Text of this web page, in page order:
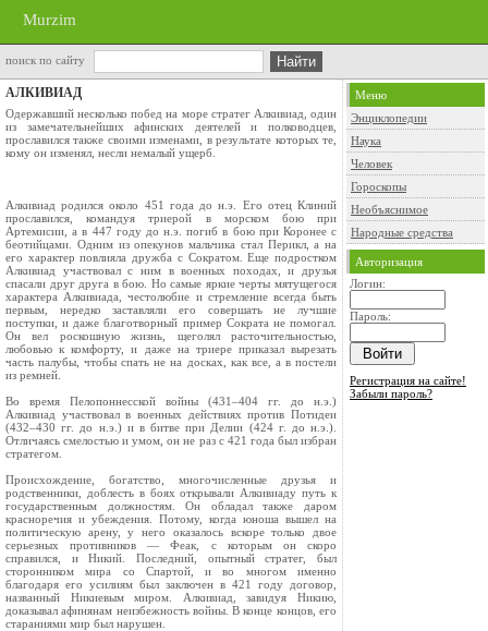
Murzim
поиск по сайту
АЛКИВИАД
Одержавший несколько побед на море стратег Алкивиад, один
из замечательнейших афинских деятелей и полководцев,
прославился также своими изменами, в результате которых те,
кому он изменял, несли немалый ущерб.
Алкивиад родился около 451 года до н.э. Его отец Клиний
прославился, командуя триерой в морском бою при
Артемисии, а в 447 году до н.э. погиб в бою при Коронее с
беотийцами. Одним из опекунов мальчика стал Перикл, а на
его характер повлияла дружба с Сократом. Еще подростком
Алкивиад участвовал с ним в военных походах, и друзья
спасали друг друга в бою. Но самые яркие черты мятущегося
характера Алкивиада, честолюбие и стремление всегда быть
первым, нередко заставляли его совершать не лучшие
поступки, и даже благотворный пример Сократа не помогал.
Он вел роскошную жизнь, щеголял расточительностью,
любовью к комфорту, и даже на триере приказал вырезать
часть палубы, чтобы спать не на досках, как все, а в постели
из ремней.
Во время Пелопоннесской войны (431–404 гг. до н.э.)
Алкивиад участвовал в военных действиях против Потидеи
(432–430 гг. до н.э.) и в битве при Делии (424 г. до н.э.).
Отличаясь смелостью и умом, он не раз с 421 года был избран
стратегом.
Происхождение, богатство, многочисленные друзья и
родственники, доблесть в боях открывали Алкивиаду путь к
государственным должностям. Он обладал также даром
красноречия и убеждения. Потому, когда юноша вышел на
политическую арену, у него оказалось вскоре только двое
серьезных противников — Феак, с которым он скоро
справился, и Никий. Последний, опытный стратег, был
сторонником мира со Спартой, и во многом именно
благодаря его усилиям был заключен в 421 году договор,
названный Никиевым миром. Алкивиад, завидуя Никию,
доказывал афинянам неизбежность войны. В конце концов, его
стараниями мир был нарушен.
Меню
Энциклопедии
Наука
Человек
Гороскопы
Необъяснимое
Народные средства
Авторизация
Логин:
Пароль:
Регистрация на сайте!
Забыли пароль?